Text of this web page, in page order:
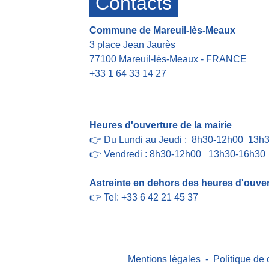
Commune de Mareuil-lès-Meaux
3 place Jean Jaurès
77100 Mareuil-lès-Meaux - FRANCE
+33 1 64 33 14 27
Heures d'ouverture de la mairie
👉 Du Lundi au Jeudi : 8h30-12h00
👉 Vendredi : 8h30-12h00 13h30-16h30
Astreinte en dehors des heures
👉 Tel: +33 6 42 21 45 37
Mentions légales - Politique de